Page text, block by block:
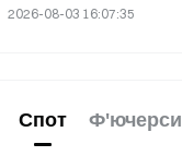
закликають CFTC
2026-08-03 16:07:35
Спот Ф'ючерси